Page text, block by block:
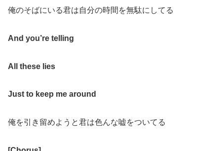
俺のそばにいる君は自分の時間を無駄にしてる
And you’re telling
All these lies
Just to keep me around
俺を引き留めようと君は色んな嘘をついてる